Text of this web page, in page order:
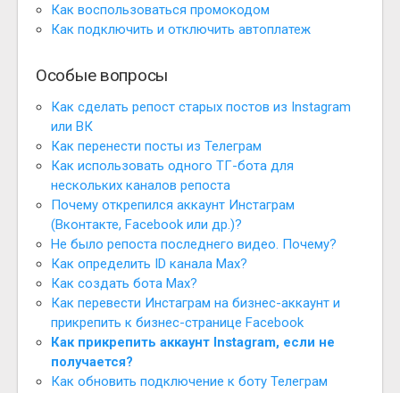
Как воспользоваться промокодом
Как подключить и отключить автоплатеж
Особые вопросы
Как сделать репост старых постов из Instagram
или ВК
Как перенести посты из Телеграм
Как использовать одного ТГ-бота для
нескольких каналов репоста
Почему открепился аккаунт Инстаграм
(Вконтакте, Facebook или др.)?
Не было репоста последнего видео. Почему?
Как определить ID канала Max?
Как создать бота Max?
Как перевести Инстаграм на бизнес-аккаунт и
прикрепить к бизнес-странице Facebook
Как прикрепить аккаунт Instagram, если не
получается?
Как обновить подключение к боту Телеграм